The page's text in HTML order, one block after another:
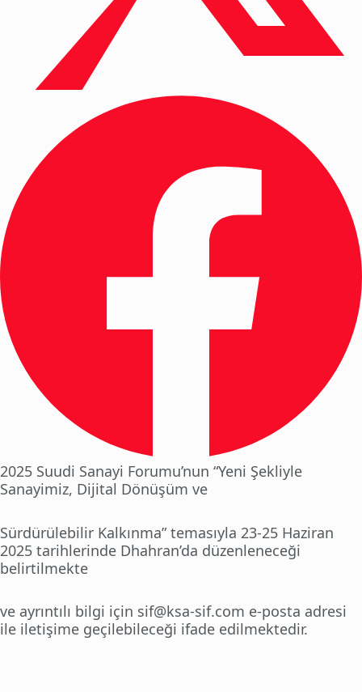
2025 Suudi Sanayi Forumu’nun “Yeni Şekliyle
Sanayimiz, Dijital Dönüşüm ve
Sürdürülebilir Kalkınma” temasıyla 23-25 Haziran
2025 tarihlerinde Dhahran’da düzenleneceği
belirtilmekte
ve ayrıntılı bilgi için sif@ksa-sif.com e-posta adresi
ile iletişime geçilebileceği ifade edilmektedir.